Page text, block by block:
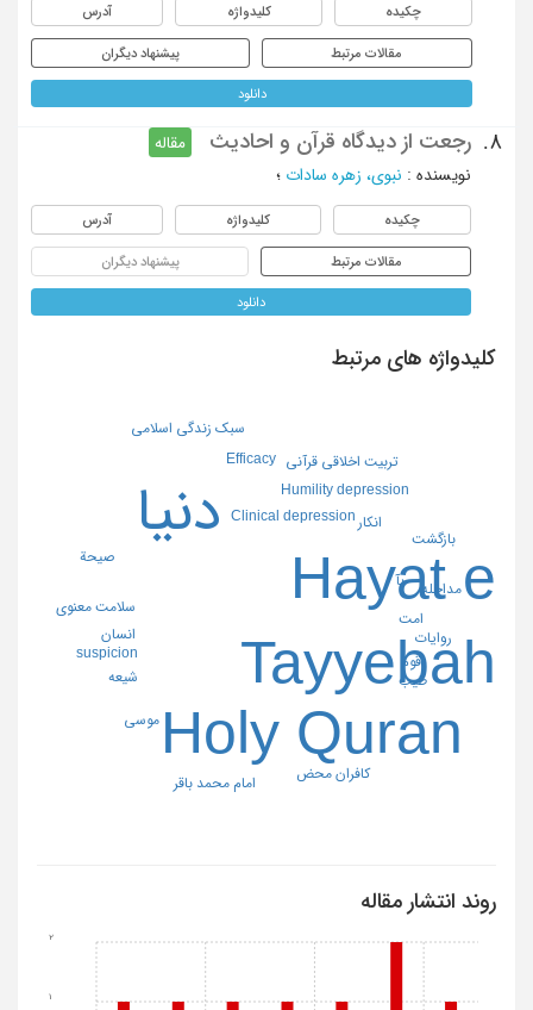
چکیده کلیدواژه آدرس
مقالات مرتبط پیشنهاد دیگران
دانلود
8. رجعت از دیدگاه قرآن و احادیث
مقاله
نویسنده : نبوی، زهره سادات ؛
چکیده کلیدواژه آدرس
مقالات مرتبط پیشنهاد دیگران
دانلود
کلیدواژه های مرتبط
Hayat e
Tayyebah
Holy Quran
دنیا Clinical depression
Efficacy
Humility depression
suspicion
انسان
تربیت اخلاقی قرآنی
روایات
سلامت معنوی
مداخله
کافران محض
امام محمد باقر
امت
انکار
بآ
بازگشت
سبک زندگی اسلامی
شیعه
صیحة
طیب
قوم
موسی
روند انتشار مقاله
1
2